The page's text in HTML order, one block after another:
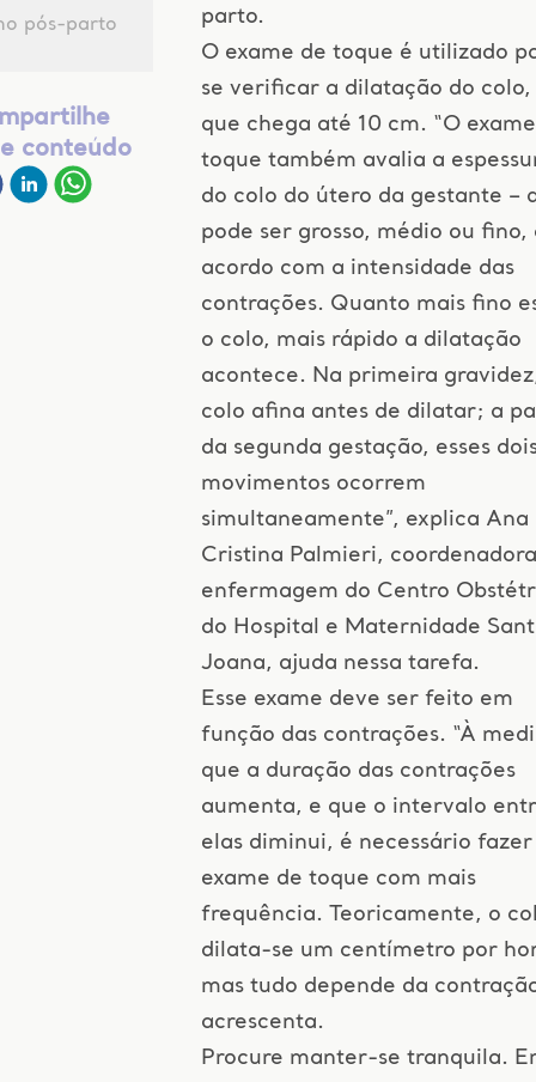
pós-parto
conteúdo
parto.
O exame de toque é utilizado
se verificar a dilatação do colo,
que chega até 10 cm. “O
toque também avalia a
do colo do útero da gestante –
pode ser grosso, médio ou fino,
acordo com a intensidade das
contrações. Quanto mais fino
o colo, mais rápido a dilatação
acontece. Na primeira
colo afina antes de dilatar; a
da segunda gestação, esses
movimentos ocorrem
simultaneamente”, explica Ana
Cristina Palmieri,
enfermagem do Centro
do Hospital e Maternidade
Joana, ajuda nessa tarefa.
Esse exame deve ser feito em
função das contrações. “À
que a duração das contrações
aumenta, e que o intervalo
elas diminui, é necessário fazer
exame de toque com mais
frequência. Teoricamente, o
dilata-se um centímetro por
mas tudo depende da
acrescenta.
Procure manter-se tranquila.